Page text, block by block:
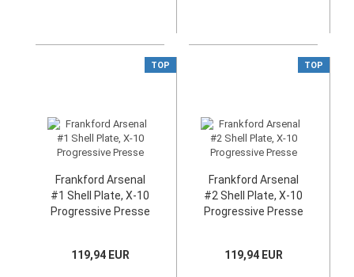
TOP
Frankford Arsenal
#1 Shell Plate, X-10
Progressive Presse
119,94 EUR
TOP
Frankford Arsenal
#2 Shell Plate, X-10
Progressive Presse
119,94 EUR